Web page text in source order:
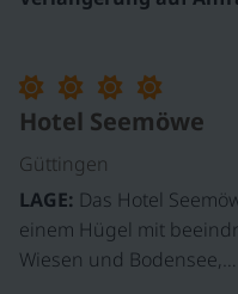
Hotel Seemöwe
Güttingen
LAGE: Das Hotel
einem Hügel mit
Wiesen und Bodensee,…